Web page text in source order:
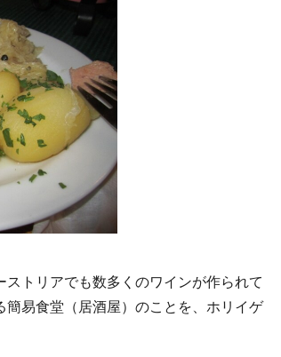
トリアでも数多くのワインが作られて
易食堂（居酒屋）のことを、ホリイゲ